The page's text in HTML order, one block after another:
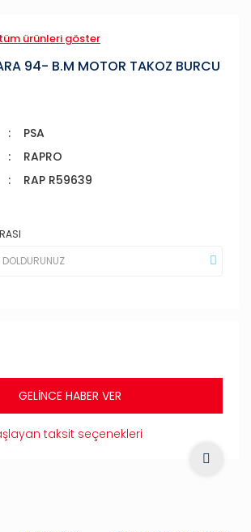
tüm ürünleri göster
94- B.M MOTOR TAKOZ BURCU
PSA
RAPRO
RAP R59639
GELİNCE HABER VER
taksit seçenekleri